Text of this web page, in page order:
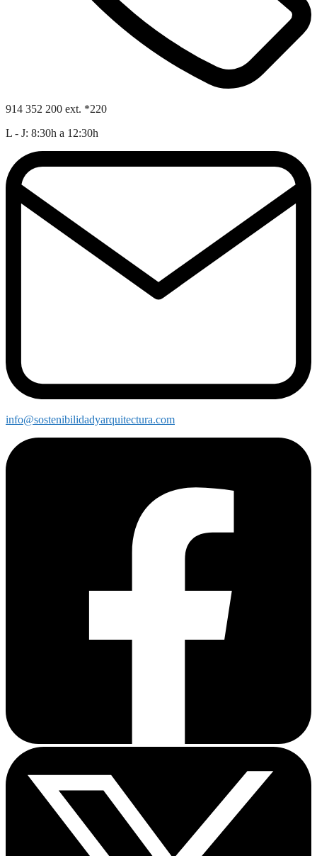
914 352 200 ext. *220
L - J: 8:30h a 12:30h
info@sostenibilidadyarquitectura.com